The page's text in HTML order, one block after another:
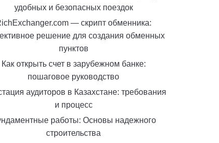
удобных и безопасных поездок
— скрипт обменника:
решение для создания обменных
пунктов
Как открыть счет в зарубежном банке:
пошаговое руководство
аудиторов в Казахстане: требования
и процесс
работы: Основы надежного
строительства